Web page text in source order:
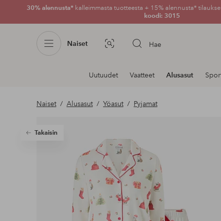
30% alennusta* kalleimmasta tuotteesta + 15% alennusta*
koodi: 3015
Naiset Kuvahaku Hae
Navigointi
osastoilla
Uutuudet Vaatteet Alusasut
Naiset Alusasut Yöasut Pyjamat
Takaisin